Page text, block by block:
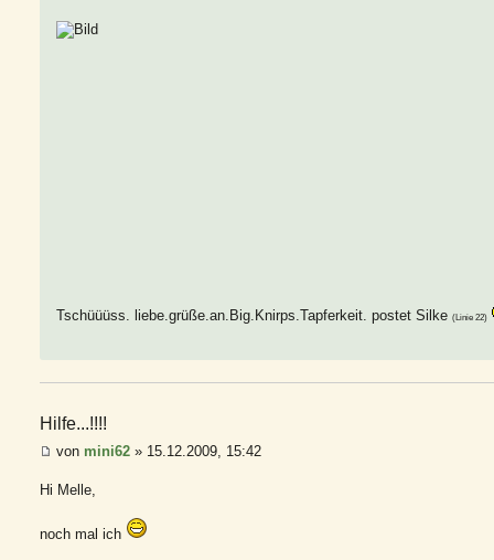
Tschüüüss. liebe.grüße.an.Big.Knirps.Tapferkeit. postet Silke (Linie 22)
Hilfe...!!!!
von mini62 » 15.12.2009, 15:42
Hi Melle,
noch mal ich